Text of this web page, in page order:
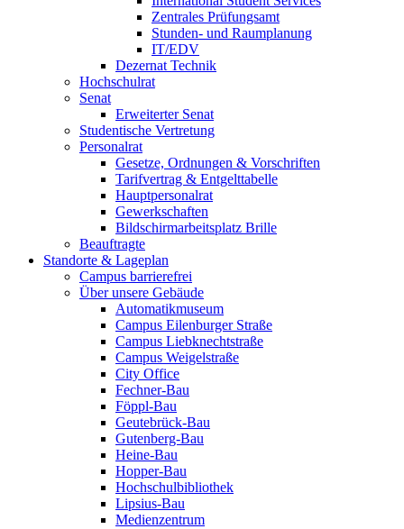
Zentrales Prüfungsamt
Stunden- und Raumplanung
IT/EDV
Dezernat Technik
Hochschulrat
Senat
Erweiterter Senat
Studentische Vertretung
Personalrat
Gesetze, Ordnungen & Vorschriften
Tarifvertrag & Entgelttabelle
Hauptpersonalrat
Gewerkschaften
Bildschirmarbeitsplatz Brille
Beauftragte
Standorte & Lageplan
Campus barrierefrei
Über unsere Gebäude
Automatikmuseum
Campus Eilenburger Straße
Campus Liebknechtstraße
Campus Weigelstraße
City Office
Fechner-Bau
Föppl-Bau
Geutebrück-Bau
Gutenberg-Bau
Heine-Bau
Hopper-Bau
Hochschulbibliothek
Lipsius-Bau
Medienzentrum